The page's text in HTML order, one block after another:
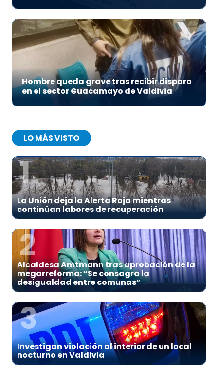
Hombre queda grave tras recibir disparo
en el sector Guacamayo de Valdivia
LO MÁS VISTO
1
La Unión deja la Alerta Roja mientras
continúan labores de recuperación
2
Alcaldesa Amtmann tras aprobación de la
megarreforma: “Se consagra la
desigualdad entre comunas”
3
Investigan violación al interior de un local
nocturno en Valdivia